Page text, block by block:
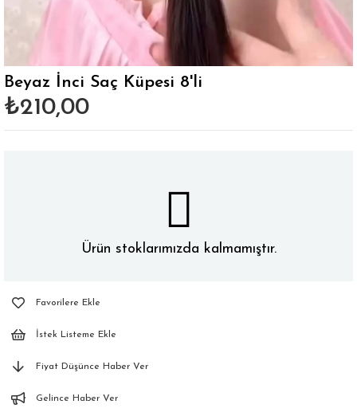
Beyaz İnci Saç Küpesi 8'li
₺210,00
Ürün stoklarımızda kalmamıştır.
Favorilere Ekle
İstek Listeme Ekle
Fiyat Düşünce Haber Ver
Gelince Haber Ver